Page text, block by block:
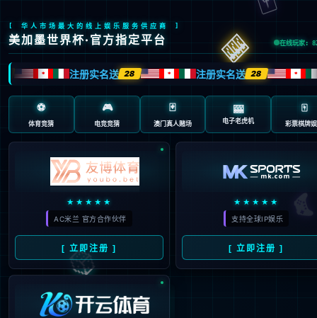
页面错误！请稍后再试～
V5{ 专业内容管理系统 }-